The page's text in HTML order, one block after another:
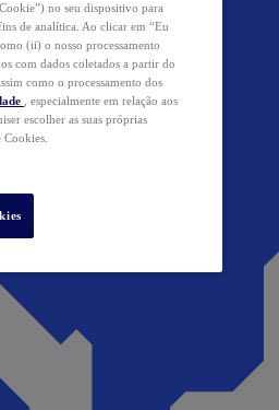
no seu dispositivo para
de analítica. Ao clicar em “Eu
(ii) o nosso processamento
com dados coletados a partir do
como o processamento dos
, especialmente em relação aos
escolher as suas próprias